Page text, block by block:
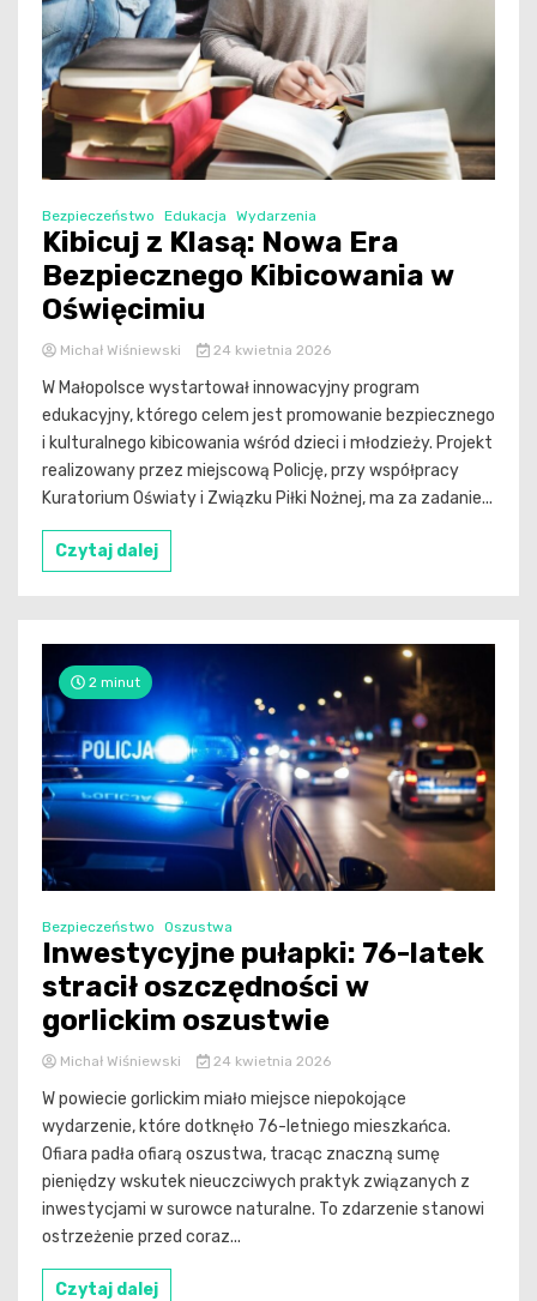
Bezpieczeństwo Edukacja Wydarzenia
Kibicuj z Klasą: Nowa Era
Bezpiecznego Kibicowania w
Oświęcimiu
Michał Wiśniewski 24 kwietnia 2026
W Małopolsce wystartował innowacyjny program
edukacyjny, którego celem jest promowanie bezpiecznego
i kulturalnego kibicowania wśród dzieci i młodzieży. Projekt
realizowany przez miejscową Policję, przy współpracy
Kuratorium Oświaty i Związku Piłki Nożnej, ma za zadanie...
Czytaj dalej
2 minut
Bezpieczeństwo Oszustwa
Inwestycyjne pułapki: 76-latek
stracił oszczędności w
gorlickim oszustwie
Michał Wiśniewski 24 kwietnia 2026
W powiecie gorlickim miało miejsce niepokojące
wydarzenie, które dotknęło 76-letniego mieszkańca.
Ofiara padła ofiarą oszustwa, tracąc znaczną sumę
pieniędzy wskutek nieuczciwych praktyk związanych z
inwestycjami w surowce naturalne. To zdarzenie stanowi
ostrzeżenie przed coraz...
Czytaj dalej